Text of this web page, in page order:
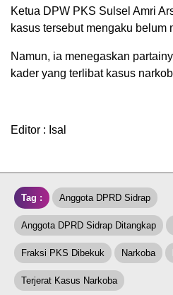
Ketua DPW PKS Sulsel Amri
kasus tersebut mengaku belum
Namun, ia menegaskan
kader yang terlibat kasus
Editor : Isal
Tag : Anggota DPRD Sidrap
Anggota DPRD Sidrap Ditangkap
Fraksi PKS Dibekuk Narkoba
Terjerat Kasus Narkoba